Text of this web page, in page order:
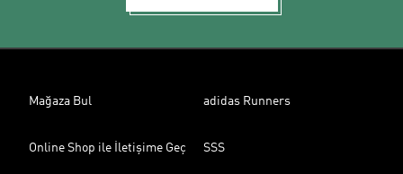
Mağaza Bul adidas Runners
Online Shop ile İletişime Geç SSS